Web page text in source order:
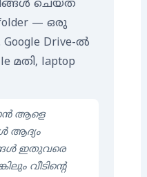
ചെയ്ത
— ഒരു
Drive-ൽ
മതി, laptop
ആളെ
ആദ്യം
ഇതുവരെ
വീടിന്റെ